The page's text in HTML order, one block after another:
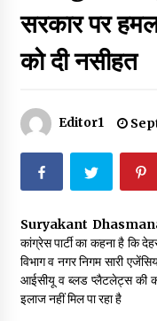
सरकार पर
को दी नसीहत
Editor1
Suryakant
कांग्रेस पार्टी का कहना है कि
विभाग व नगर निगम सारी
आईसीयू व ब्लड प्लैटलेट्स की
इलाज नहीं मिल पा रहा है